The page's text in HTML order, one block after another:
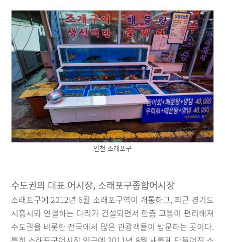
인천 소래포구
수도권의 대표 어시장, 소래포구종합어시장
소래포구에 2012년 6월 소래포구역이 개통하고, 최근 경기도
시흥시와 연결하는 다리가 건설되면서 한층 교통이 편리해져
수도권을 비롯한 전국에서 많은 관광객들이 방문하는 곳이다.